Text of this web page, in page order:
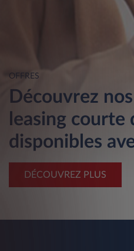
OFFRES
Découvrez
leasing courte
disponibles
DÉCOUVREZ PLUS